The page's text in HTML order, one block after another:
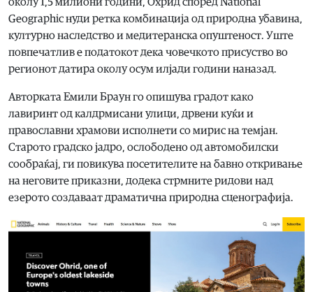
околу 1,5 милиони години, Охрид според National
Geographic нуди ретка комбинација од природна убавина,
културно наследство и медитеранска опуштеност. Уште
повпечатлив е податокот дека човечкото присуство во
регионот датира околу осум илјади години наназад.
Авторката Емили Браун го опишува градот како
лавиринт од калдрмисани улици, дрвени куќи и
православни храмови исполнети со мирис на темјан.
Старото градско јадро, ослободено од автомобилски
сообраќај, ги повикува посетителите на бавно откривање
на неговите приказни, додека стрмните ридови над
езерото создаваат драматична природна сценографија.